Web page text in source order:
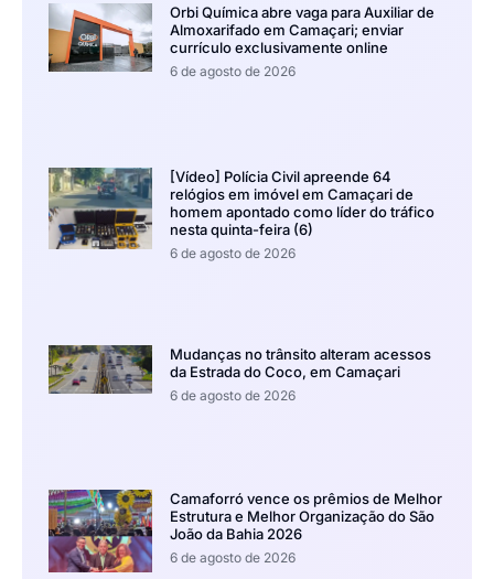
Orbi Química abre vaga para Auxiliar de
Almoxarifado em Camaçari; enviar
currículo exclusivamente online
6 de agosto de 2026
[Vídeo] Polícia Civil apreende 64
relógios em imóvel em Camaçari de
homem apontado como líder do tráfico
nesta quinta-feira (6)
6 de agosto de 2026
Mudanças no trânsito alteram acessos
da Estrada do Coco, em Camaçari
6 de agosto de 2026
Camaforró vence os prêmios de Melhor
Estrutura e Melhor Organização do São
João da Bahia 2026
6 de agosto de 2026